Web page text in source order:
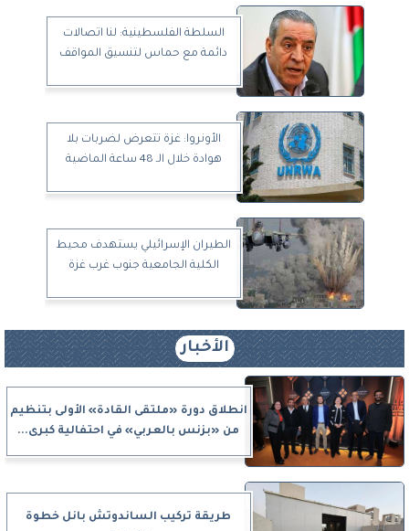
السلطة الفلسطينية: لنا اتصالات
دائمة مع حماس لتنسيق المواقف
الأونروا: غزة تتعرض لضربات بلا
هوادة خلال الـ 48 ساعة الماضية
الطيران الإسرائيلي يستهدف محيط
الكلية الجامعية جنوب غرب غزة
الأخبار
انطلاق دورة «ملتقى القادة» الأولى بتنظيم
من «بزنس بالعربي» في احتفالية كبرى...
طريقة تركيب الساندوتش بانل خطوة